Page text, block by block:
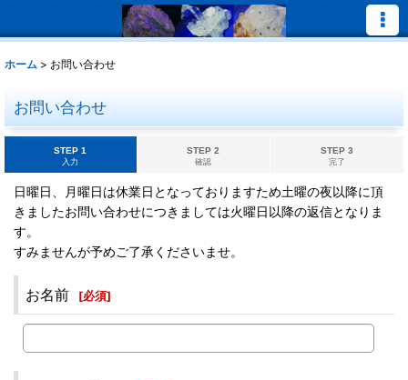
ホーム > お問い合わせ
お問い合わせ
STEP 1
入力
STEP 2
確認
STEP 3
完了
日曜日、月曜日は休業日となっておりますため土曜の夜以降に頂
きましたお問い合わせにつきましては火曜日以降の返信となりま
す。
すみませんが予めご了承くださいませ。
お名前 [必須]